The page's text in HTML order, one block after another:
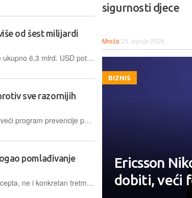
od šest milijardi
Nalog savezne agencije FCC raspoređuje ukupno 6,3 mlrd. USD poticajnih isplata među satelitskim operaterima, pri čemu će SES primiti 89 posto, Eutelsat osam posto, a kanadski Telesat tri posto.
sve razornijih
Španjolska regija Galicija pokrenula je najveći program prevencije požara, oslanjajući se na umjetnu inteligenciju, satelite i mrežu nadzornih kamera kako bi požare otkrivala u svega nekoliko minuta
pomlađivanje
Rezultati studije zasad pružaju dokaz koncepta, ne i konkretan tretman protiv starenja spreman za upotrebu kod ljudi. Ipak, sličan pristup mogao bi biti korišten i u drugim područjima
sigurnosti djece
Mreža 25. srpnja 2026.
BIZNIS
Ericsson
dobiti, veći